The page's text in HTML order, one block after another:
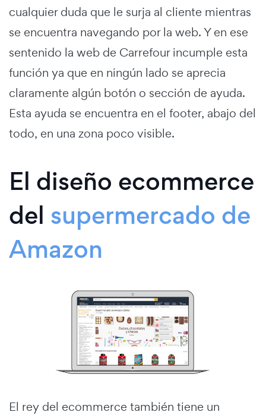
cualquier duda que le surja al cliente mientras
se encuentra navegando por la web. Y en ese
sentenido la web de Carrefour incumple esta
función ya que en ningún lado se aprecia
claramente algún botón o sección de ayuda.
Esta ayuda se encuentra en el footer, abajo del
todo, en una zona poco visible.
El diseño ecommerce
del supermercado de
Amazon
El rey del ecommerce también tiene un